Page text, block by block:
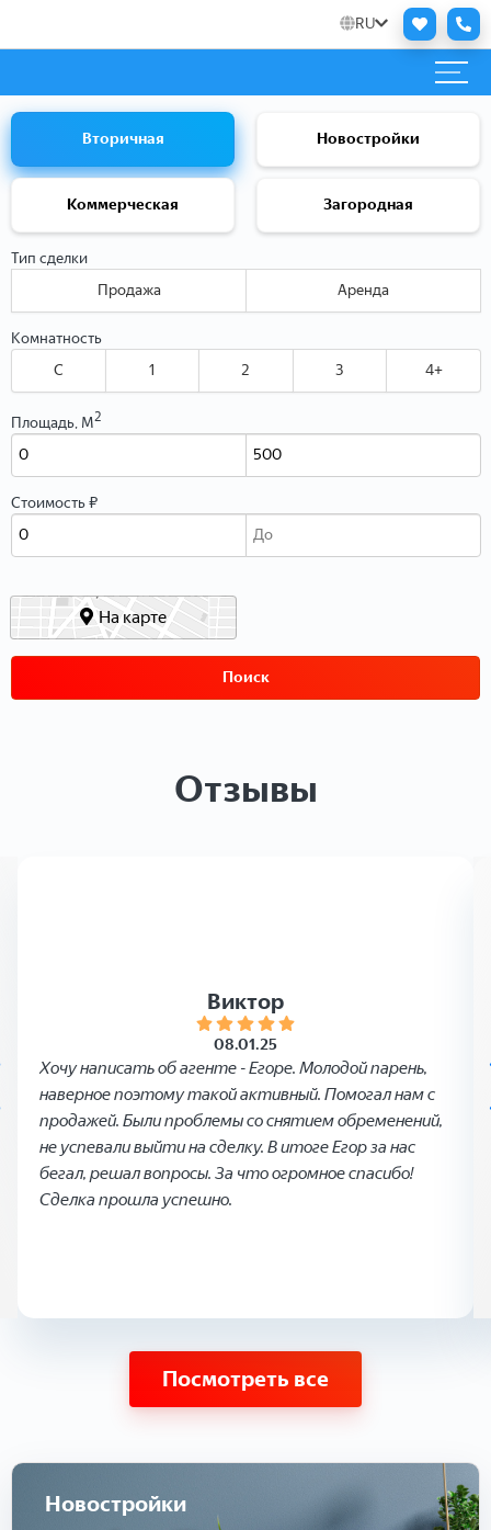
RU
Вторичная Новостройки
Коммерческая Загородная
Тип сделки
Продажа
Аренда
Комнатность
C
1 2 3 4+
Площадь, М2
Стоимость ₽
На карте
Поиск
Отзывы
Виктор
08.01.25
Хочу написать об агенте - Егоре. Молодой парень,
наверное поэтому такой активный. Помогал нам с
продажей. Были проблемы со снятием обременений,
не успевали выйти на сделку. В итоге Егор за нас
бегал, решал вопросы. За что огромное спасибо!
Сделка прошла успешно.
Посмотреть все
Новостройки